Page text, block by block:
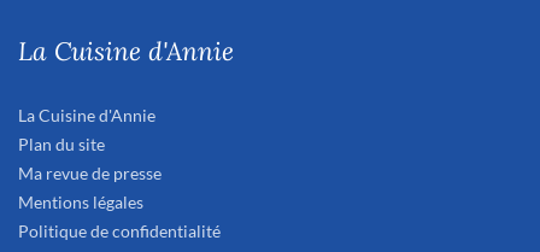
La Cuisine d'Annie
La Cuisine d'Annie
Plan du site
Ma revue de presse
Mentions légales
Politique de confidentialité